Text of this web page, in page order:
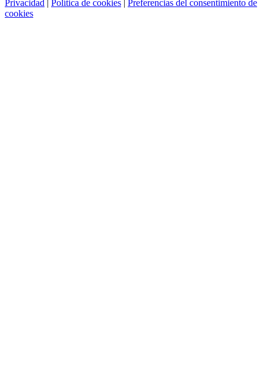
Privacidad | Política de cookies | Preferencias del consentimiento de
cookies